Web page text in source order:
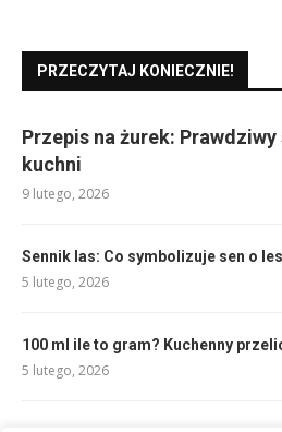
PRZECZYTAJ KONIECZNIE!
Przepis na żurek:
kuchni
9 lutego, 2026
Sennik las: Co symbolizuje sen o
5 lutego, 2026
100 ml ile to gram? Kuchenny
5 lutego, 2026